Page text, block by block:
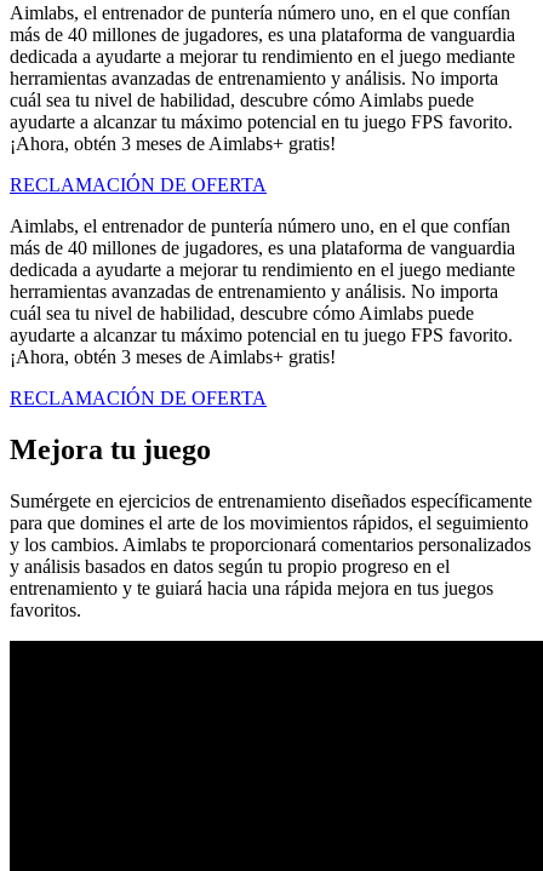
Aimlabs, el entrenador de puntería número uno, en el que confían
más de 40 millones de jugadores, es una plataforma de vanguardia
dedicada a ayudarte a mejorar tu rendimiento en el juego mediante
herramientas avanzadas de entrenamiento y análisis. No importa
cuál sea tu nivel de habilidad, descubre cómo Aimlabs puede
ayudarte a alcanzar tu máximo potencial en tu juego FPS favorito.
¡Ahora, obtén 3 meses de Aimlabs+ gratis!
RECLAMACIÓN DE OFERTA
Aimlabs, el entrenador de puntería número uno, en el que confían
más de 40 millones de jugadores, es una plataforma de vanguardia
dedicada a ayudarte a mejorar tu rendimiento en el juego mediante
herramientas avanzadas de entrenamiento y análisis. No importa
cuál sea tu nivel de habilidad, descubre cómo Aimlabs puede
ayudarte a alcanzar tu máximo potencial en tu juego FPS favorito.
¡Ahora, obtén 3 meses de Aimlabs+ gratis!
RECLAMACIÓN DE OFERTA
Mejora tu juego
Sumérgete en ejercicios de entrenamiento diseñados específicamente
para que domines el arte de los movimientos rápidos, el seguimiento
y los cambios. Aimlabs te proporcionará comentarios personalizados
y análisis basados en datos según tu propio progreso en el
entrenamiento y te guiará hacia una rápida mejora en tus juegos
favoritos.